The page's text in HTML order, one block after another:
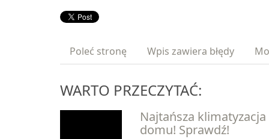
Poleć stronę Wpis zawiera błędy
WARTO PRZECZYTAĆ:
Najtańsza
domu! Sprawdź!